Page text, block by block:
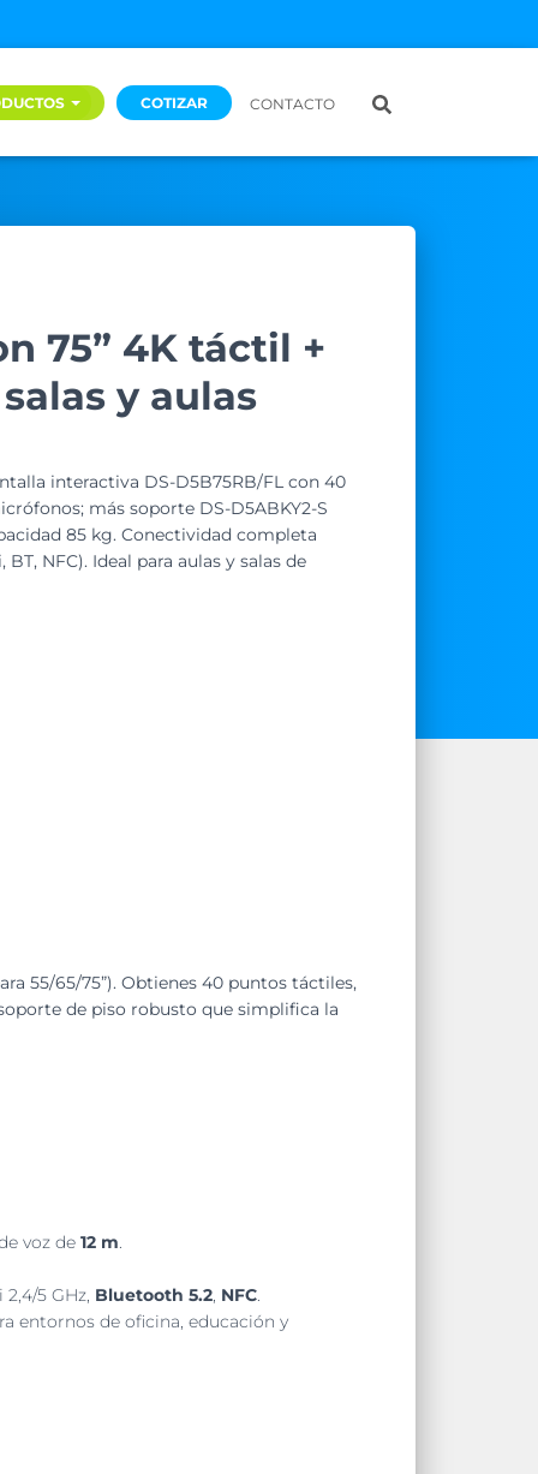
COTIZAR CONTACTO
75” 4K táctil +
y aulas
interactiva DS-D5B75RB/FL con 40
más soporte DS-D5ABKY2-S
85 kg. Conectividad completa
BT, NFC). Ideal para aulas y salas de
55/65/75”). Obtienes 40 puntos táctiles,
de piso robusto que simplifica la
voz de 12 m.
5 GHz, Bluetooth 5.2, NFC.
entornos de oficina, educación y